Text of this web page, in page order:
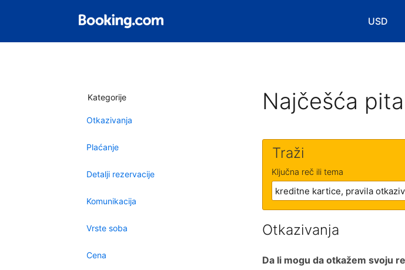
USD
Kategorije
Otkazivanja
Plaćanje
Detalji rezervacije
Komunikacija
Vrste soba
Cena
Najčešća
Traži
Ključna reč ili tema
Otkazivanja
Da li mogu da otkažem svoju